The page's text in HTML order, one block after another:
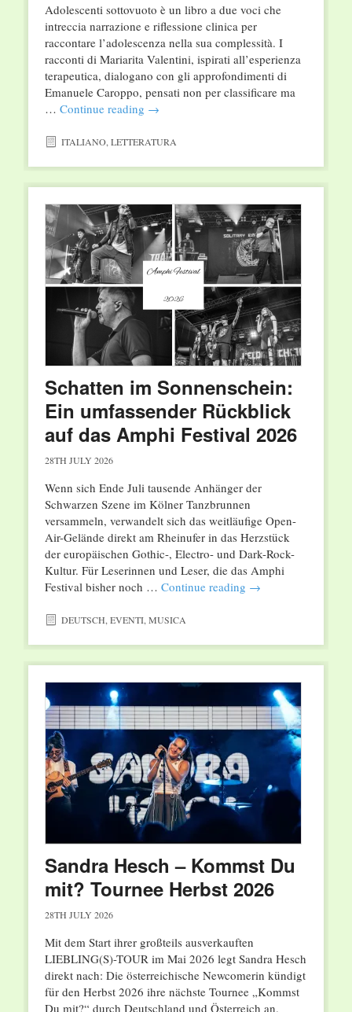
Adolescenti sottovuoto è un libro a due voci che
intreccia narra­zione e riflessione clinica per
raccontare l’adolescenza nella sua complessità. I
racconti di Mariarita Valentini, ispirati all’espe­rienza
terapeutica, dialogano con gli approfondimenti di
Ema­nuele Caroppo, pensati non per classificare ma
… Continue reading →
ITALIANO, LETTERATURA
Schatten im Sonnenschein:
Ein umfassender Rückblick
auf das Amphi Festival 2026
28TH JULY 2026
Wenn sich Ende Juli tausende Anhänger der
Schwarzen Szene im Kölner Tanzbrunnen
versammeln, verwandelt sich das weitläufige Open-
Air-Gelände direkt am Rheinufer in das Herzstück
der europäischen Gothic-, Electro- und Dark-Rock-
Kultur. Für Leserinnen und Leser, die das Amphi
Festival bisher noch … Continue reading →
DEUTSCH EVENTI, MUSICA
Sandra Hesch – Kommst Du
mit? Tournee Herbst 2026
28TH JULY 2026
Mit dem Start ihrer großteils ausverkauften
LIEBLING(S)-TOUR im Mai 2026 legt Sandra Hesch
direkt nach: Die österreichische Newcomerin kündigt
für den Herbst 2026 ihre nächste Tournee „Kommst
Du mit?“ durch Deutschland und Österreich an.